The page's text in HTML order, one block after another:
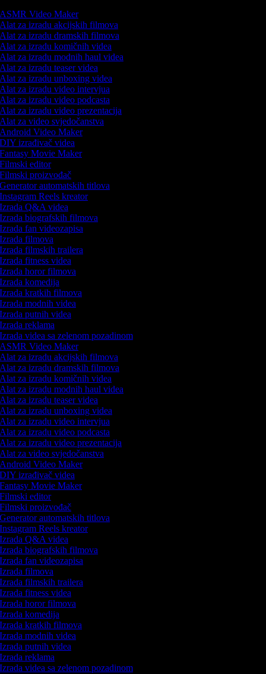
Video Maker
za izradu akcijskih filmova
za izradu dramskih filmova
za izradu komičnih videa
za izradu modnih haul videa
za izradu teaser videa
za izradu unboxing videa
za izradu video intervjua
za izradu video podcasta
za izradu video prezentacija
za video svjedočanstva
Video Maker
izrađivač videa
Movie Maker
editor
proizvođač
automatskih titlova
Reels kreator
Q&A videa
biografskih filmova
fan videozapisa
filmova
filmskih trailera
fitness videa
horor filmova
komedija
kratkih filmova
modnih videa
putnih videa
reklama
videa sa zelenom pozadinom
Video Maker
za izradu akcijskih filmova
za izradu dramskih filmova
za izradu komičnih videa
za izradu modnih haul videa
za izradu teaser videa
za izradu unboxing videa
za izradu video intervjua
za izradu video podcasta
za izradu video prezentacija
za video svjedočanstva
Video Maker
izrađivač videa
Movie Maker
editor
proizvođač
automatskih titlova
Reels kreator
Q&A videa
biografskih filmova
fan videozapisa
filmova
filmskih trailera
fitness videa
horor filmova
komedija
kratkih filmova
modnih videa
putnih videa
reklama
videa sa zelenom pozadinom